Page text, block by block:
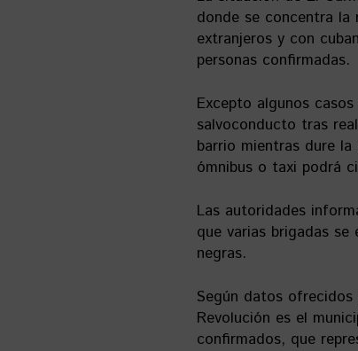
donde se concentra
extranjeros y con
personas confirmadas.
Excepto algunos
salvoconducto tras
barrio mientras dure
ómnibus o taxi podrá
Las autoridades
que varias brigadas
negras.
Según datos ofrecidos
Revolución es el
confirmados, que